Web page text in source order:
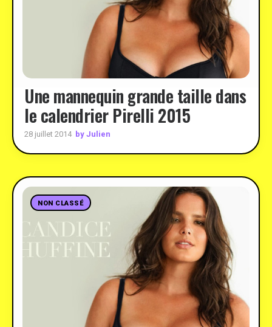
Une mannequin grande taille dans
le calendrier Pirelli 2015
28 juillet 2014 by Julien
NON CLASSÉ